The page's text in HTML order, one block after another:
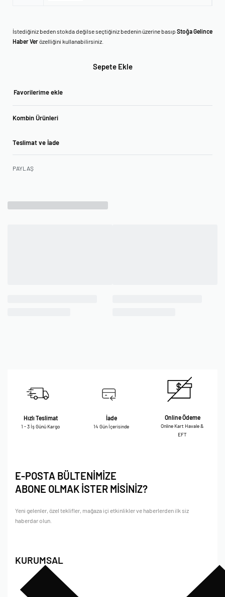
İstediğiniz beden stokda değilse seçtiğiniz bedenin üzerine basıp Stoğa Gelince
Haber Verözelliğini kullanabilirsiniz.
Sepete Ekle
Favorilerime ekle
Kombin Ürünleri
Teslimat ve İade
PAYLAŞ
Hızlı Teslimat
1 - 3 İş Günü Kargo
İade
14 Gün İçerisinde
Online Ödeme
Online Kart Havale &
EFT
KURUMSAL
E-POSTA BÜLTENİMİZE
ABONE OLMAK İSTER MİSİNİZ?
Yeni gelenler, özel teklifler, mağaza içi etkinlikler ve haberlerden ilk siz
haberdar olun.